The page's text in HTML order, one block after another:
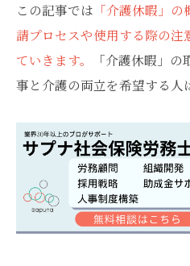
この記事では 「介護休暇」
請プロセスや使用する際の注
ていきます。
「介護休暇」
事と介護の両立を希望する人